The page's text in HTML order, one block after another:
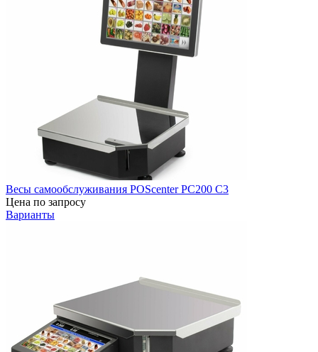
Весы самообслуживания POScenter PC200 C3
Цена по запросу
Варианты